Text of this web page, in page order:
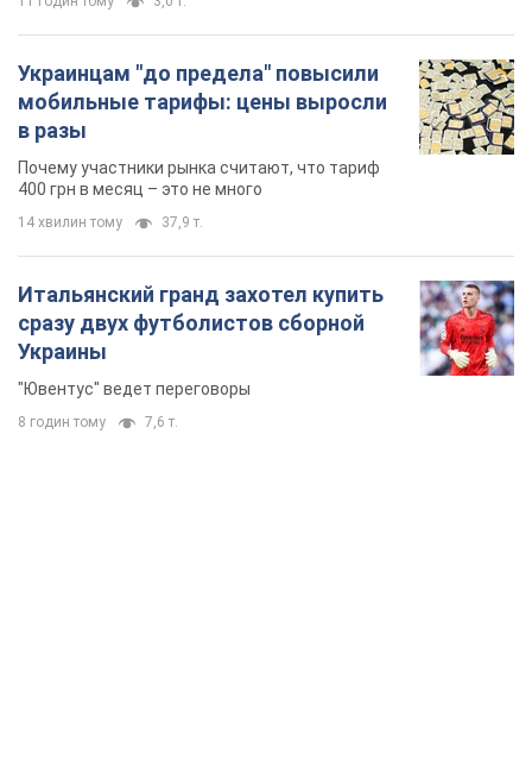
Украинцам "до предела" повысили
мобильные тарифы: цены выросли
в разы
Почему участники рынка считают, что тариф
400 грн в месяц – это не много
14 хвилин тому 37,9 т.
Итальянский гранд захотел купить
сразу двух футболистов сборной
Украины
"Ювентус" ведет переговоры
8 годин тому 7,6 т.